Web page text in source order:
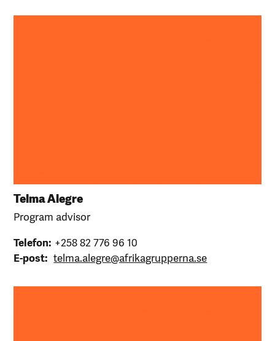
Telma Alegre
Program advisor
Telefon: +258 82 776 96 10
E-post: telma.alegre@afrikagrupperna.se